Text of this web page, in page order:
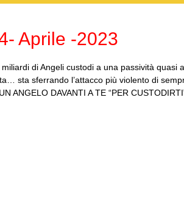
Aprile -2023
di Angeli custodi a una passività quasi
sta sferrando l’attacco più violento di
ANGELO DAVANTI A TE “PER